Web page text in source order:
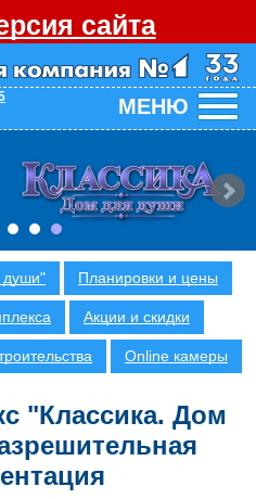
сайта
МЕНЮ
души" Планировки и цены
Акции и скидки
Online камеры
"Классика. Дом